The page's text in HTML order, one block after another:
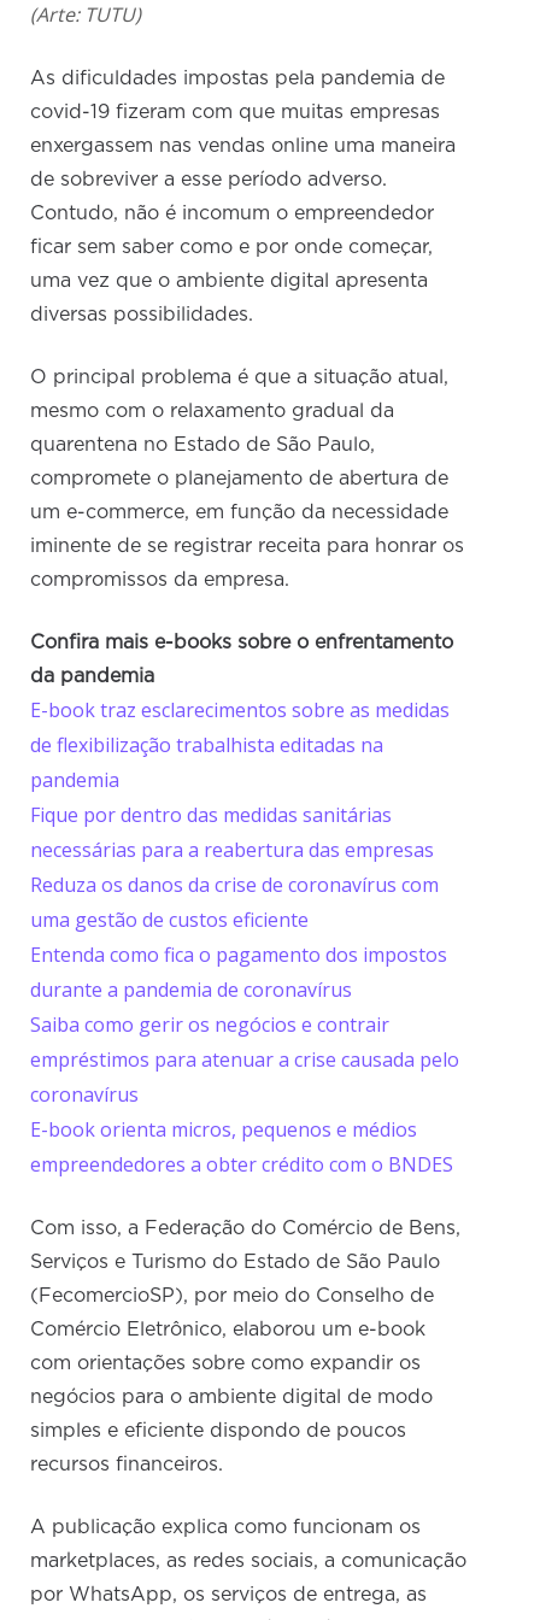
(Arte: TUTU)
As dificuldades impostas pela pandemia de
covid-19 fizeram com que muitas empresas
enxergassem nas vendas online uma maneira
de sobreviver a esse período adverso.
Contudo, não é incomum o empreendedor
ficar sem saber como e por onde começar,
uma vez que o ambiente digital apresenta
diversas possibilidades.
O principal problema é que a situação atual,
mesmo com o relaxamento gradual da
quarentena no Estado de São Paulo,
compromete o planejamento de abertura de
um e-commerce, em função da necessidade
iminente de se registrar receita para honrar os
compromissos da empresa.
Confira mais e-books sobre o enfrentamento
da pandemia
E-book traz esclarecimentos sobre as medidas
de flexibilização trabalhista editadas na
pandemia
Fique por dentro das medidas sanitárias
necessárias para a reabertura das empresas
Reduza os danos da crise de coronavírus com
uma gestão de custos eficiente
Entenda como fica o pagamento dos impostos
durante a pandemia de coronavírus
Saiba como gerir os negócios e contrair
empréstimos para atenuar a crise causada pelo
coronavírus
E-book orienta micros, pequenos e médios
empreendedores a obter crédito com o BNDES
Com isso, a Federação do Comércio de Bens,
Serviços e Turismo do Estado de São Paulo
(FecomercioSP), por meio do Conselho de
Comércio Eletrônico, elaborou um e-book
com orientações sobre como expandir os
negócios para o ambiente digital de modo
simples e eficiente dispondo de poucos
recursos financeiros.
A publicação explica como funcionam os
marketplaces, as redes sociais, a comunicação
por WhatsApp, os serviços de entrega, as